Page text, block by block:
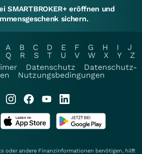
SMARTBROKER+ eröffnen und
sichern.
A B C D E F G H I
J
Q R S T U V W X Y
Z
Datenschutz
Datenschutz-
Nutzungsbedingungen
oder andere Finanzinformationen benötigen, hilft